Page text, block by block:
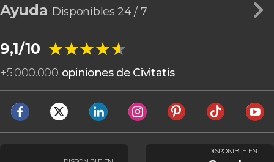
Ayuda Disponibles 24 / 7
9,1/10 ★★★★★
★★★★★
+5.000.000 opiniones de Civitatis
DISPONIBLE EN